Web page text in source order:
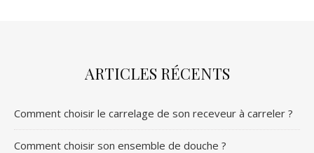
ARTICLES RÉCENTS
Comment choisir le carrelage de son receveur à carreler ?
Comment choisir son ensemble de douche ?